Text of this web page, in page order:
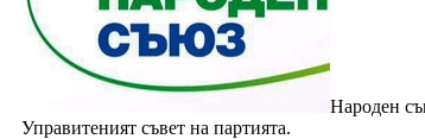
Народен
Управитеният съвет на партията.